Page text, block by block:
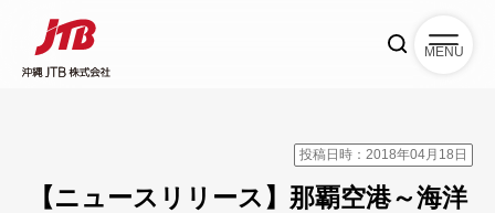
MENU
投稿日時：2018年04月18日
【ニュースリリース】那覇空港～海洋